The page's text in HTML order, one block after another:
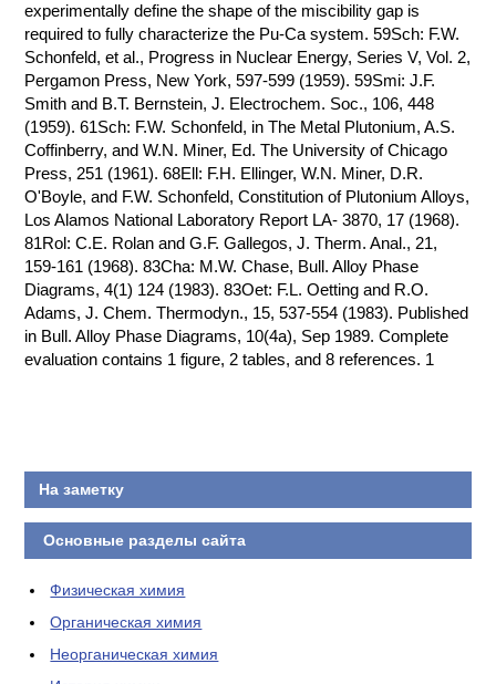
experimentally define the shape of the miscibility gap is
required to fully characterize the Pu-Ca system. 59Sch: F.W.
Schonfeld, et al., Progress in Nuclear Energy, Series V, Vol. 2,
Pergamon Press, New York, 597-599 (1959). 59Smi: J.F.
Smith and B.T. Bernstein, J. Electrochem. Soc., 106, 448
(1959). 61Sch: F.W. Schonfeld, in The Metal Plutonium, A.S.
Coffinberry, and W.N. Miner, Ed. The University of Chicago
Press, 251 (1961). 68Ell: F.H. Ellinger, W.N. Miner, D.R.
O'Boyle, and F.W. Schonfeld, Constitution of Plutonium Alloys,
Los Alamos National Laboratory Report LA- 3870, 17 (1968).
81Rol: C.E. Rolan and G.F. Gallegos, J. Therm. Anal., 21,
159-161 (1968). 83Cha: M.W. Chase, Bull. Alloy Phase
Diagrams, 4(1) 124 (1983). 83Oet: F.L. Oetting and R.O.
Adams, J. Chem. Thermodyn., 15, 537-554 (1983). Published
in Bull. Alloy Phase Diagrams, 10(4a), Sep 1989. Complete
evaluation contains 1 figure, 2 tables, and 8 references. 1
На заметку
Основные разделы сайта
Физическая химия
Органическая химия
Неорганическая химия